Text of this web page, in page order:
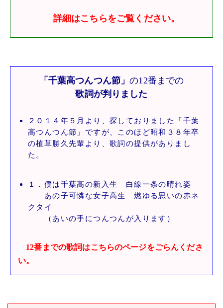
詳細はこちらをご覧ください。
「千葉高つんつん節」の12番までの
歌詞が判りました
２０１４年５月より、探しておりました「千葉
高つんつん節」ですが、このほど昭和３８年卒
の植草勝久先輩より、歌詞の提供がありまし
た。
１．僕は千葉高の新入生 白線一条の晴れ姿
あの子可憐な女子高生 燃ゆる思いの赤ネ
クタイ
（あいの手につんつんが入ります）
12番までの歌詞はこちらのページをごらんくださ
い。